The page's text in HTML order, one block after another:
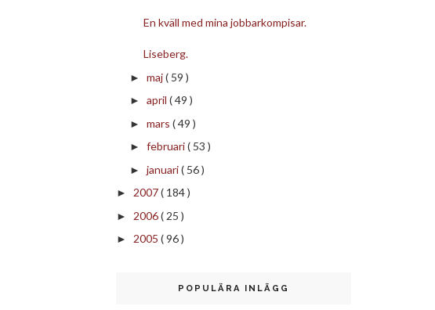
En kväll med mina jobbarkompisar.
Liseberg.
► maj( 59 )
► april ( 49 )
► mars ( 49 )
► februari( 53 )
► januari( 56 )
► 2007( 184 )
► 2006( 25 )
► 2005 ( 96 )
POPULÄRA INLÄGG